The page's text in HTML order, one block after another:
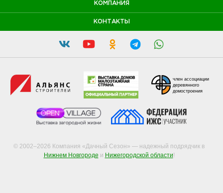
КОМПАНИЯ
КОНТАКТЫ
© 2002–2026 Компания «Дачный Сезон» — надежный подрядчик в
Нижнем Новгороде и Нижегородской области!
член ассоциации
деревянного
домостроения